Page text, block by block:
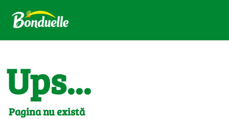
Ups...
Pagina nu există